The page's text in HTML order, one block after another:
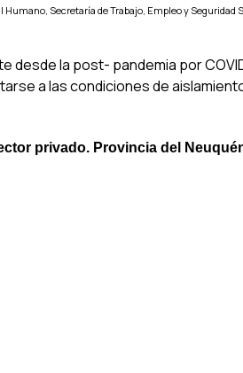
Secretaría de Trabajo, Empleo y Seguridad
desde la post- pandemia por
a las condiciones de
privado. Provincia del